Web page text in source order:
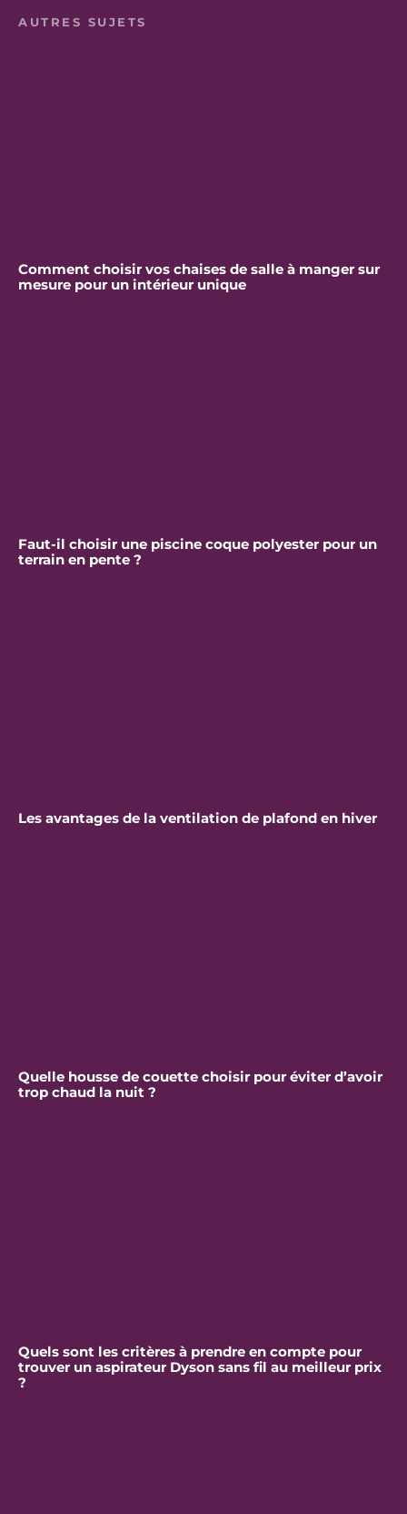
AUTRES SUJETS
Comment choisir vos chaises de salle à manger sur
mesure pour un intérieur unique
Faut-il choisir une piscine coque polyester pour un
terrain en pente ?
Les avantages de la ventilation de plafond en hiver
Quelle housse de couette choisir pour éviter d’avoir
trop chaud la nuit ?
Quels sont les critères à prendre en compte pour
trouver un aspirateur Dyson sans fil au meilleur prix
?